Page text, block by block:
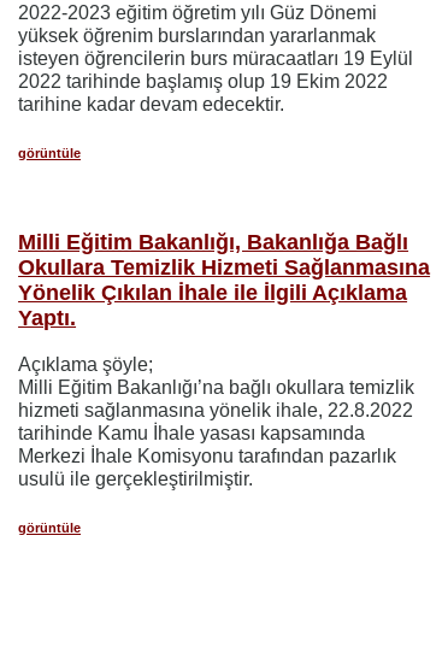
2022-2023 eğitim öğretim yılı Güz Dönemi
yüksek öğrenim burslarından yararlanmak
isteyen öğrencilerin burs müracaatları 19 Eylül
2022 tarihinde başlamış olup 19 Ekim 2022
tarihine kadar devam edecektir.
görüntüle
Milli Eğitim Bakanlığı, Bakanlığa Bağlı
Okullara Temizlik Hizmeti Sağlanmasına
Yönelik Çıkılan İhale ile İlgili Açıklama
Yaptı.
Açıklama şöyle;
Milli Eğitim Bakanlığı’na bağlı okullara temizlik
hizmeti sağlanmasına yönelik ihale, 22.8.2022
tarihinde Kamu İhale yasası kapsamında
Merkezi İhale Komisyonu tarafından pazarlık
usulü ile gerçekleştirilmiştir.
görüntüle